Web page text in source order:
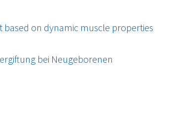
on dynamic muscle properties
bei Neugeborenen